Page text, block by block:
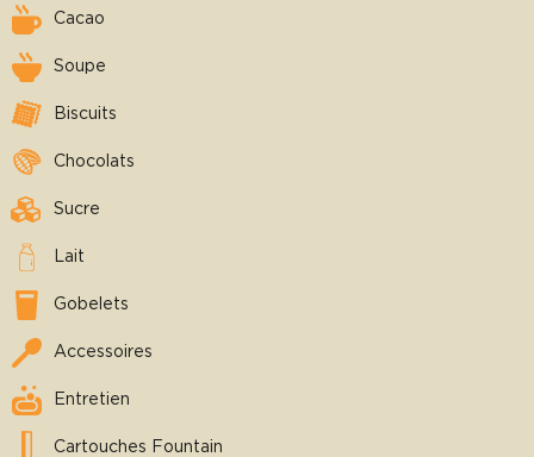
Cacao
Soupe
Biscuits
Chocolats
Sucre
Lait
Gobelets
Accessoires
Entretien
Cartouches Fountain